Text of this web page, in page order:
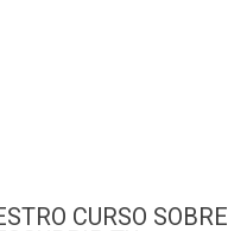
CURSO SOBRE